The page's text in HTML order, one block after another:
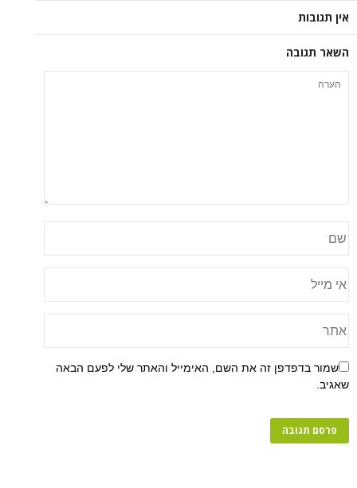
אין תגובות
השאר תגובה
שמור בדפדפן זה את השם, האימייל והאתר שלי לפעם הבאה
שאגיב.